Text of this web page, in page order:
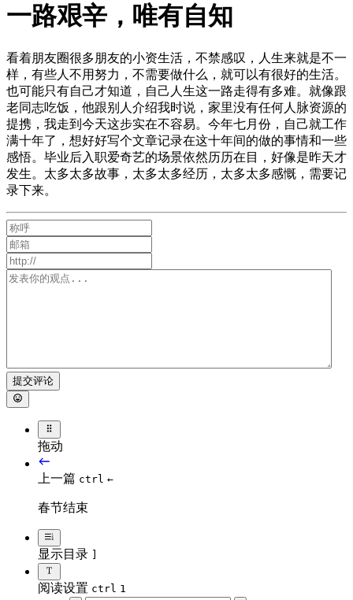
一路艰辛，唯有自知
看着朋友圈很多朋友的小资生活，不禁感叹，人生来就是不一
样，有些人不用努力，不需要做什么，就可以有很好的生活。
也可能只有自己才知道，自己人生这一路走得有多难。就像跟
老同志吃饭，他跟别人介绍我时说，家里没有任何人脉资源的
提携，我走到今天这步实在不容易。今年七月份，自己就工作
满十年了，想好好写个文章记录在这十年间的做的事情和一些
感悟。毕业后入职爱奇艺的场景依然历历在目，好像是昨天才
发生。太多太多故事，太多太多经历，太多太多感慨，需要记
录下来。
提交评论
拖动
上一篇 ctrl ←
春节结束
显示目录
阅读设置 ctrl 1